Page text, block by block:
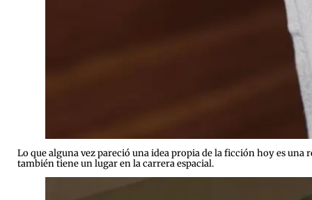
Lo que alguna vez pareció una idea propia de la ficción hoy es
también tiene un lugar en la carrera espacial.